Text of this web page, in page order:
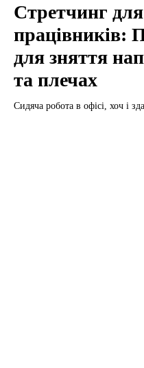
Стретчинг
працівників:
для зняття
та плечах
Сидяча робота в офісі, хоч і